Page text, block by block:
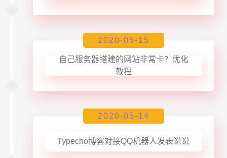
2020-05-15
自己服务器搭建的网站非常卡？优化
教程
2020-05-14
Typecho博客对接QQ机器人发表说说